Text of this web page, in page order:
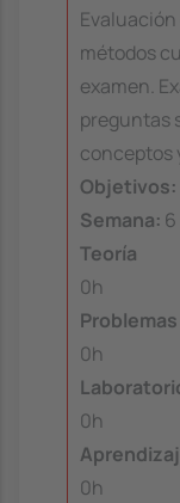
métodos
examen.
preguntas
conceptos
Objetivos:
Semana: 6
Teoría
0h
Problemas
0h
0h
0h